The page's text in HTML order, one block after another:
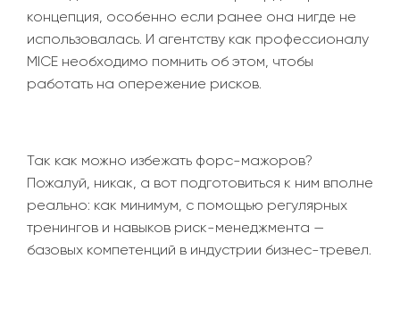
концепция, особенно если ранее она нигде не
использовалась. И агентству как профессионалу
MICE необходимо помнить об этом, чтобы
работать на опережение рисков.
Так как можно избежать форс-мажоров?
Пожалуй, никак, а вот подготовиться к ним вполне
реально: как минимум, с помощью регулярных
тренингов и навыков риск-менеджмента —
базовых компетенций в индустрии бизнес-тревел.